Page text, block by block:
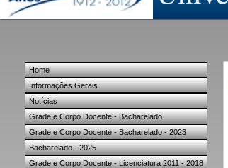
Home
Informações Gerais
Notícias
Grade e Corpo Docente - Bacharelado
Grade e Corpo Docente - Bacharelado - 2023
Bacharelado - 2025
Grade e Corpo Docente - Licenciatura 2011 - 2018